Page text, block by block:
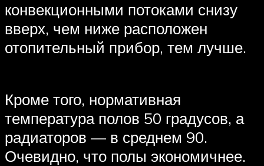
конвекционными потоками снизу
вверх, чем ниже расположен
отопительный прибор, тем лучше.
Кроме того, нормативная
температура полов 50 градусов, а
радиаторов — в среднем 90.
Очевидно, что полы экономичнее.